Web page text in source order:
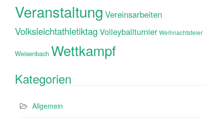
Veranstaltung Vereinsarbeiten
Volksleichtathletiktag Volleyballturnier Weihnachtsfeier
Weisenbach Wettkampf
Kategorien
Allgemein